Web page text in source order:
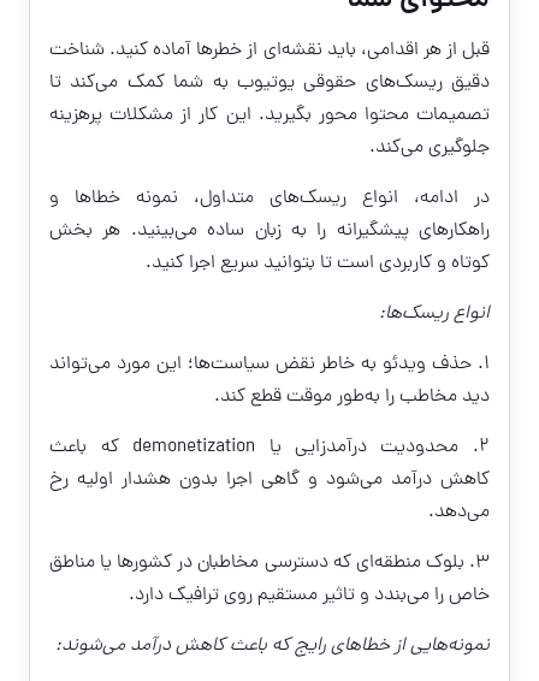
قبل از هر اقدامی، باید نقشه‌ای از خطرها آماده کنید. شناخت
دقیق ریسک‌های حقوقی یوتیوب به شما کمک می‌کند تا
تصمیمات محتوا محور بگیرید. این کار از مشکلات پرهزینه
جلوگیری می‌کند.
در ادامه، انواع ریسک‌های متداول، نمونه خطاها و
راهکارهای پیشگیرانه را به زبان ساده می‌بینید. هر بخش
کوتاه و کاربردی است تا بتوانید سریع اجرا کنید.
انواع ریسک‌ها:
1. حذف ویدئو به خاطر نقض سیاست‌ها؛ این مورد می‌تواند
دید مخاطب را به‌طور موقت قطع کند.
2. محدودیت درآمدزایی یا demonetization که باعث
کاهش درآمد می‌شود و گاهی اجرا بدون هشدار اولیه رخ
می‌دهد.
3. بلوک منطقه‌ای که دسترسی مخاطبان در کشورها یا مناطق
خاص را می‌بندد و تاثیر مستقیم روی ترافیک دارد.
نمونه‌هایی از خطاهای رایج که باعث کاهش درآمد می‌شوند: